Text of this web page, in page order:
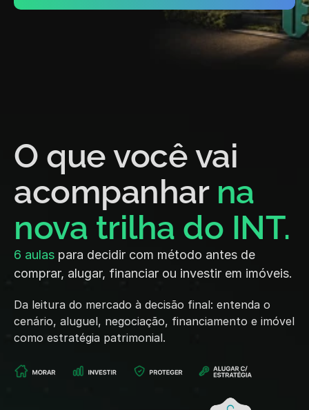
O que você vai
acompanhar na
nova trilha do INT.
6 aulas para decidir com método antes de
Da leitura do mercado à decisão final: entenda o
cenário, aluguel, negociação, financiamento e imóvel
como estratégia patrimonial.